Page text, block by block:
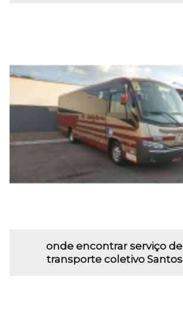
onde encontrar serviço de
transporte coletivo Santos